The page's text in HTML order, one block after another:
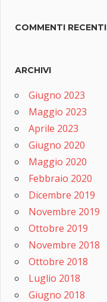
COMMENTI RECENTI
ARCHIVI
Giugno 2023
Maggio 2023
Aprile 2023
Giugno 2020
Maggio 2020
Febbraio 2020
Dicembre 2019
Novembre 2019
Ottobre 2019
Novembre 2018
Ottobre 2018
Luglio 2018
Giugno 2018